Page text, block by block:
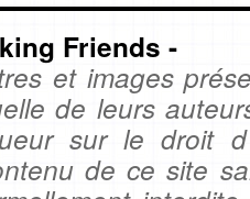
Friends -
et images
de leurs
sur le droit
de ce site